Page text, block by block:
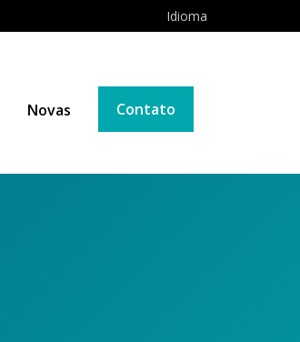
Idioma
Novas Contato